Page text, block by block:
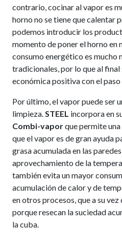
contrario, cocinar al vapor es
horno no se tiene que calentar
podemos introducir los
momento de poner el horno en
consumo energético es mucho
tradicionales, por lo que al final
económica positiva con el
Por último, el vapor puede ser
limpieza.STEEL incorpora en
Combi-vaporque permite
que el vapor es de gran ayuda
grasa acumulada en las
aprovechamiento de la
también evita un mayor
acumulación de calor y de
en otros procesos, que a su
porque resecan la suciedad
la cuba.